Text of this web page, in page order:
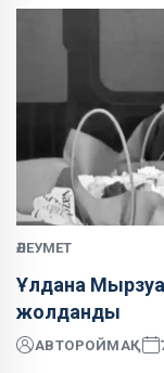
ӘЛЕУМЕТ
Ұлдана
жолданды
АВТОРОЙМАҚ